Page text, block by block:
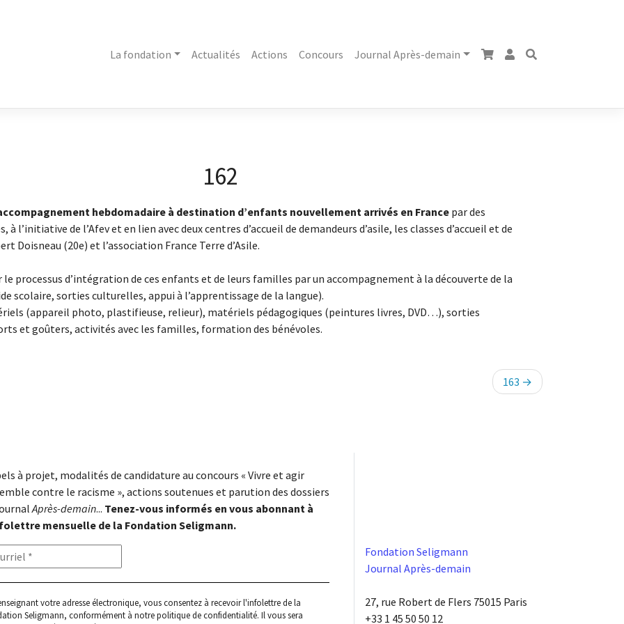
La fondation
Actualités Actions Concours Journal Après-demain
162
hebdomadaire à destination d’enfants nouvellement arrivés en France par des
à l’initiative de l’Afev et en lien avec deux centres d’accueil de demandeurs d’asile, les classes d’accueil et de
Doisneau (20e) et l’association France Terre d’Asile.
le processus d’intégration de ces enfants et de leurs familles par un accompagnement à la découverte de la
scolaire, sorties culturelles, appui à l’apprentissage de la langue).
(appareil photo, plastifieuse, relieur), matériels pédagogiques (peintures livres, DVD…), sorties
et goûters, activités avec les familles, formation des bénévoles.
163
à projet, modalités de candidature au concours « Vivre et agir
contre le racisme », actions soutenues et parution des dossiers
Après-demain... Tenez-vous informés en vous abonnant à
mensuelle de la Fondation Seligmann.
votre adresse électronique, vous consentez à recevoir l'infolettre de la
Seligmann, conformément à notrepolitique de confidentialité. Il vous sera
Fondation Seligmann
Journal Après-demain
27, rue Robert de Flers 75015 Paris
+33 1 45 50 50 12